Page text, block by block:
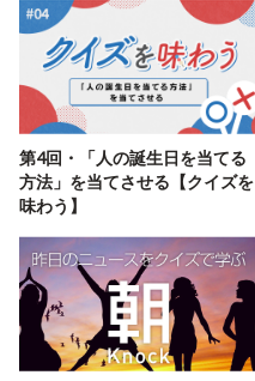
第4回・「人の誕生日を当てる
方法」を当てさせる【クイズを
味わう】